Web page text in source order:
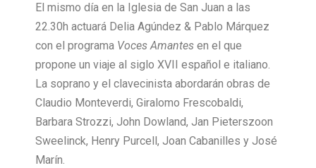
El mismo día en la Iglesia de San Juan a las
22.30h actuará Delia Agúndez & Pablo Márquez
con el programa Voces Amantes en el que
propone un viaje al siglo XVII español e italiano.
La soprano y el clavecinista abordarán obras de
Claudio Monteverdi, Giralomo Frescobaldi,
Barbara Strozzi, John Dowland, Jan Pieterszoon
Sweelinck, Henry Purcell, Joan Cabanilles y José
Marín.